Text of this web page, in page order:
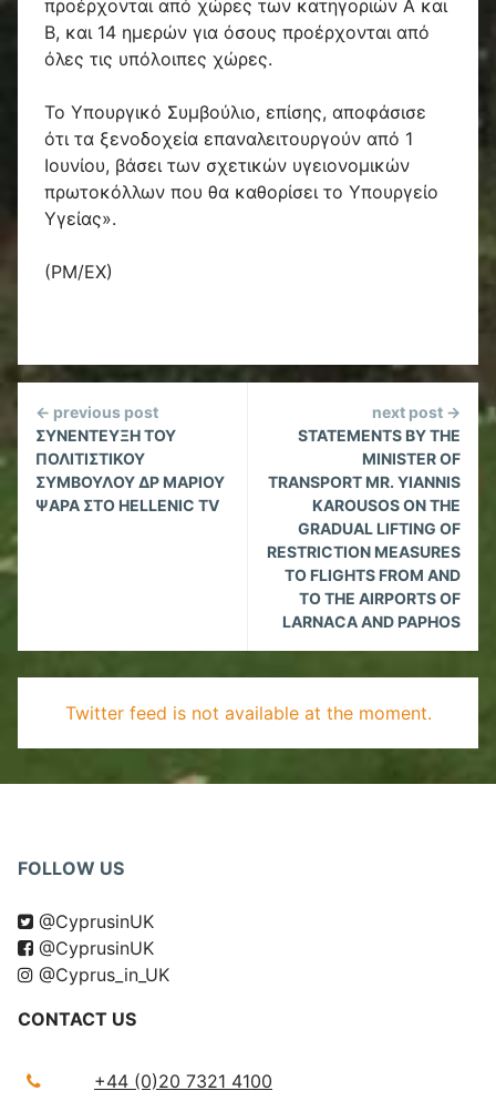
προέρχονται από χώρες των κατηγοριών Α και
Β, και 14 ημερών για όσους προέρχονται από
όλες τις υπόλοιπες χώρες.
Το Υπουργικό Συμβούλιο, επίσης, αποφάσισε
ότι τα ξενοδοχεία επαναλειτουργούν από 1
Ιουνίου, βάσει των σχετικών υγειονομικών
πρωτοκόλλων που θα καθορίσει το Υπουργείο
Υγείας».
(ΡΜ/ΕΧ)
Continue
Reading
← previous post
ΣΥΝΕΝΤΕΥΞΗ ΤΟΥ
ΠΟΛΙΤΙΣΤΙΚΟΥ
ΣΥΜΒΟΥΛΟΥ ΔΡ ΜΑΡΙΟΥ
ΨΑΡΑ ΣΤΟ HELLENIC TV
next post →
STATEMENTS BY THE
MINISTER OF
TRANSPORT MR. YIANNIS
KAROUSOS ON THE
GRADUAL LIFTING OF
RESTRICTION MEASURES
TO FLIGHTS FROM AND
TO THE AIRPORTS OF
LARNACA AND PAPHOS
Twitter feed is not available at the moment.
FOLLOW US
@CyprusinUK
@CyprusinUK
@Cyprus_in_UK
CONTACT US
+44 (0)20 7321 4100